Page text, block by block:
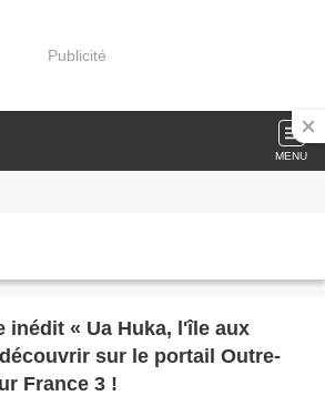
Publicité
MENU
inédit « Ua Huka, l'île aux
sur le portail Outre-
France 3 !